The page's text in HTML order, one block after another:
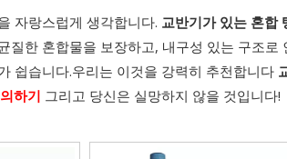
자랑스럽게 생각합니다. 교반기가 있는 혼합
질한 혼합물을 보장하고, 내구성 있는 구조
쉽습니다.우리는 이것을 강력히 추천합니다
하기 그리고 당신은 실망하지 않을 것입니다!